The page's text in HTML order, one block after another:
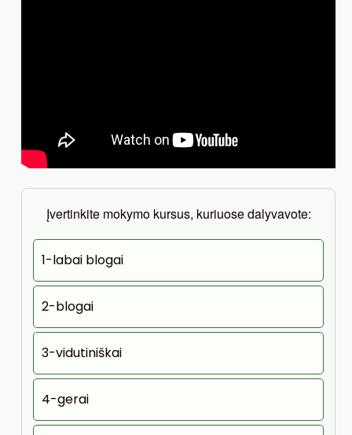
Įvertinkite mokymo kursus, kuriuose dalyvavote:
1-labai blogai
2-blogai
3-vidutiniškai
4-gerai